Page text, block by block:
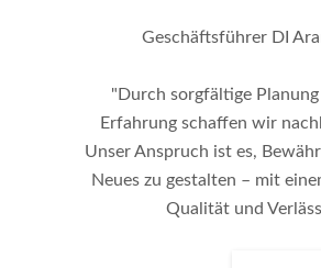
Geschäftsführer DI
"Durch sorgfältige
Erfahrung schaffen wir
Unser Anspruch ist es,
Neues zu gestalten – mit
Qualität und